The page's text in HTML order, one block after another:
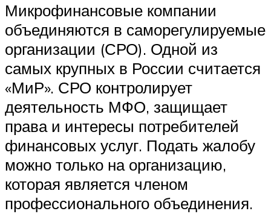
Микрофинансовые компании
объединяются в саморегулируемые
организации (СРО). Одной из
самых крупных в России считается
«МиР». СРО контролирует
деятельность МФО, защищает
права и интересы потребителей
финансовых услуг. Подать жалобу
можно только на организацию,
которая является членом
профессионального объединения.